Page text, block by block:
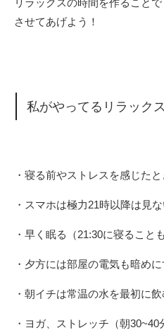
リラックスの時間を作ること
させてあげよう！
私がやってるリラック
・寝る前やストレスを感じた
・スマホは極力21時以降は見
・早く眠る（21:30に寝ることも
・夕方には部屋の電気も暗めに
・朝イチは常温の水を最初に飲
・ヨガ、ストレッチ（朝